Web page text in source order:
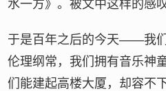
水一方》。被文中这样的感
于是百年之后的今天——我
伦理纲常，我们拥有音乐神
们能建起高楼大厦，却容不